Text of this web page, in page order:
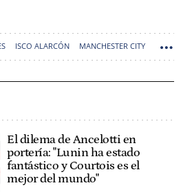
ISCO ALARCÓN MANCHESTER CITY
El dilema de Ancelotti en
portería: "Lunin ha estado
fantástico y Courtois es el
mejor del mundo"